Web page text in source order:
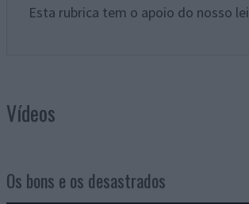
Esta rubrica tem o apoio do nosso
Vídeos
Os bons e os desastrados